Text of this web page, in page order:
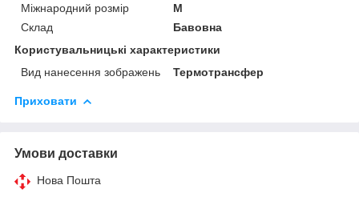
Міжнародний розмір
M
Склад
Бавовна
Користувальницькі характеристики
Вид нанесення зображень
Термотрансфер
Приховати
Умови доставки
Нова Пошта